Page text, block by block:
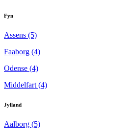
Fyn
Assens (5)
Faaborg (4)
Odense (4)
Middelfart (4)
Jylland
Aalborg (5)